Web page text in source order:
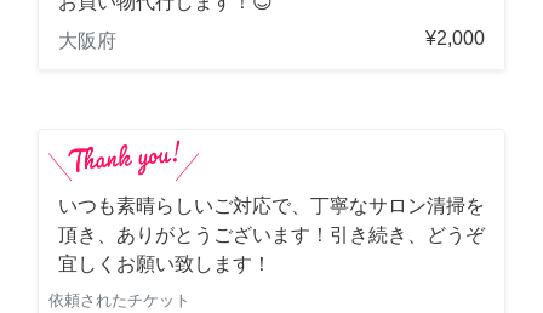
大阪府
¥2,000
いつも素晴らしいご対応で、丁寧なサロン清掃を
頂き、ありがとうございます！引き続き、どうぞ
宜しくお願い致します！
依頼されたチケット